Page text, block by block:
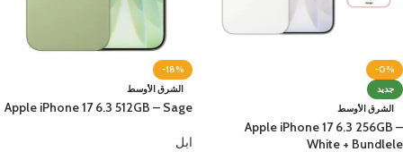
-0%
جديد
الشرق الأوسط
Apple iPhone 17 6.3 256GB –
White + Bundlele
-18%
الشرق الأوسط
Apple iPhone 17 6.3 512GB – Sage
ابل